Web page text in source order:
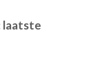
laatste